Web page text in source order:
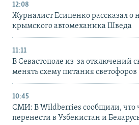
12:08
Журналист Есипенко рассказал о
крымского автомеханика Шведа
11:11
В Севастополе из-за отключений
менять схему питания светофоров
10:45
СМИ: В Wildberries сообщили, что
перенести в Узбекистан и